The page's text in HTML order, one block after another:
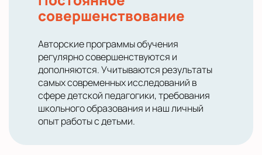
совершенствование
Авторские программы обучения
регулярно совершенствуются и
дополняются. Учитываются результаты
самых современных исследований в
сфере детской педагогики, требования
школьного образования и наш личный
опыт работы с детьми.